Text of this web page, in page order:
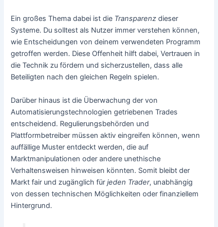
Ein großes Thema dabei ist die Transparenz dieser
Systeme. Du solltest als Nutzer immer verstehen können,
wie Entscheidungen von deinem verwendeten Programm
getroffen werden. Diese Offenheit hilft dabei, Vertrauen in
die Technik zu fördern und sicherzustellen, dass alle
Beteiligten nach den gleichen Regeln spielen.
Darüber hinaus ist die Überwachung der von
Automatisierungstechnologien getriebenen Trades
entscheidend. Regulierungsbehörden und
Plattformbetreiber müssen aktiv eingreifen können, wenn
auffällige Muster entdeckt werden, die auf
Marktmanipulationen oder andere unethische
Verhaltensweisen hinweisen könnten. Somit bleibt der
Markt fair und zugänglich fürjeden Trader, unabhängig
von dessen technischen Möglichkeiten oder finanziellem
Hintergrund.